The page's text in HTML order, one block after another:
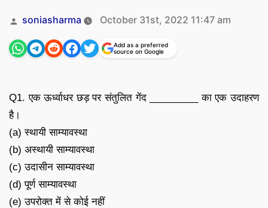
Posted
soniasharma October 31st, 2022 11:47 am
Add as a preferred
source on Google
Q1. एक ऊर्ध्वाधर छड़ पर संतुलित गेंद _________ का एक उदाहरण
है।
(a) स्थायी साम्यावस्था
(b) अस्थायी साम्यावस्था
(c) उदासीन साम्यावस्था
(d) पूर्ण साम्यावस्था
(e) उपरोक्त में से कोई नहीं